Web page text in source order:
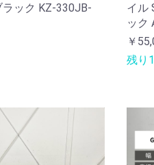
ック KZ-330JB-
イル
ック
￥
残り